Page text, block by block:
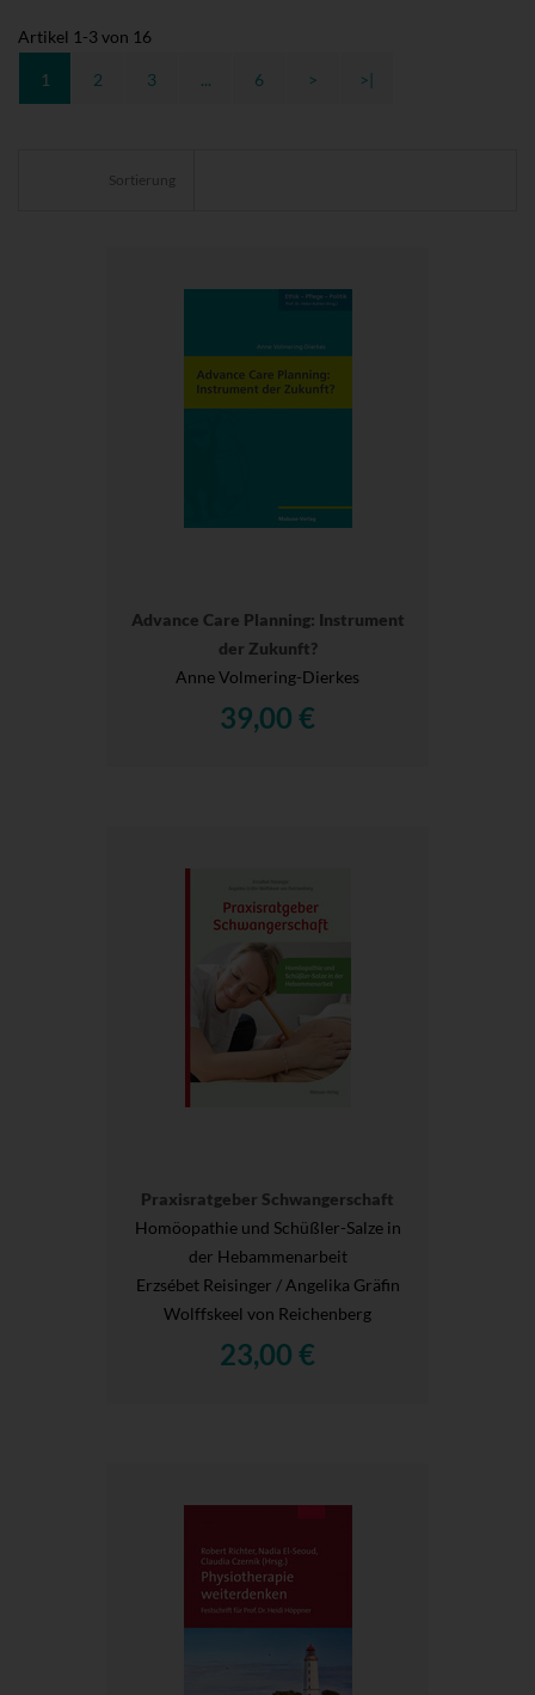
Artikel 1 -3 von 16
1 2 3 ... 6 > >|
Sortierung
Advance Care Planning: Instrument
der Zukunft?
Anne Volmering-Dierkes
39,00 €
Praxisratgeber Schwangerschaft
Homöopathie und Schüßler-Salze in
der Hebammenarbeit
Erzsébet Reisinger / Angelika Gräfin
Wolffskeel von Reichenberg
23,00 €